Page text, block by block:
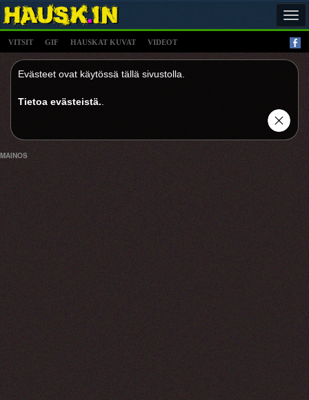
VITSIT GIF HAUSKAT KUVAT VIDEOT
Evästeet ovat käytössä tällä sivustolla.
Tietoa evästeistä.
MAINOS